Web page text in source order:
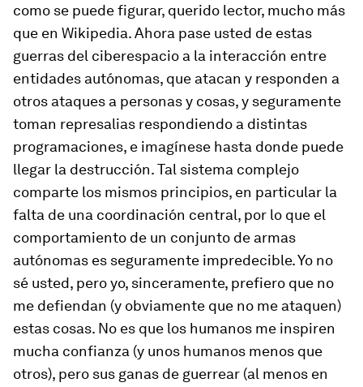
como se puede figurar, querido lector, mucho más
que en Wikipedia. Ahora pase usted de estas
guerras del ciberespacio a la interacción entre
entidades autónomas, que atacan y responden a
otros ataques a personas y cosas, y seguramente
toman represalias respondiendo a distintas
programaciones, e imagínese hasta donde puede
llegar la destrucción. Tal sistema complejo
comparte los mismos principios, en particular la
falta de una coordinación central, por lo que el
comportamiento de un conjunto de armas
autónomas es seguramente impredecible. Yo no
sé usted, pero yo, sinceramente, prefiero que no
me defiendan (y obviamente que no me ataquen)
estas cosas. No es que los humanos me inspiren
mucha confianza (y unos humanos menos que
otros), pero sus ganas de guerrear (al menos en